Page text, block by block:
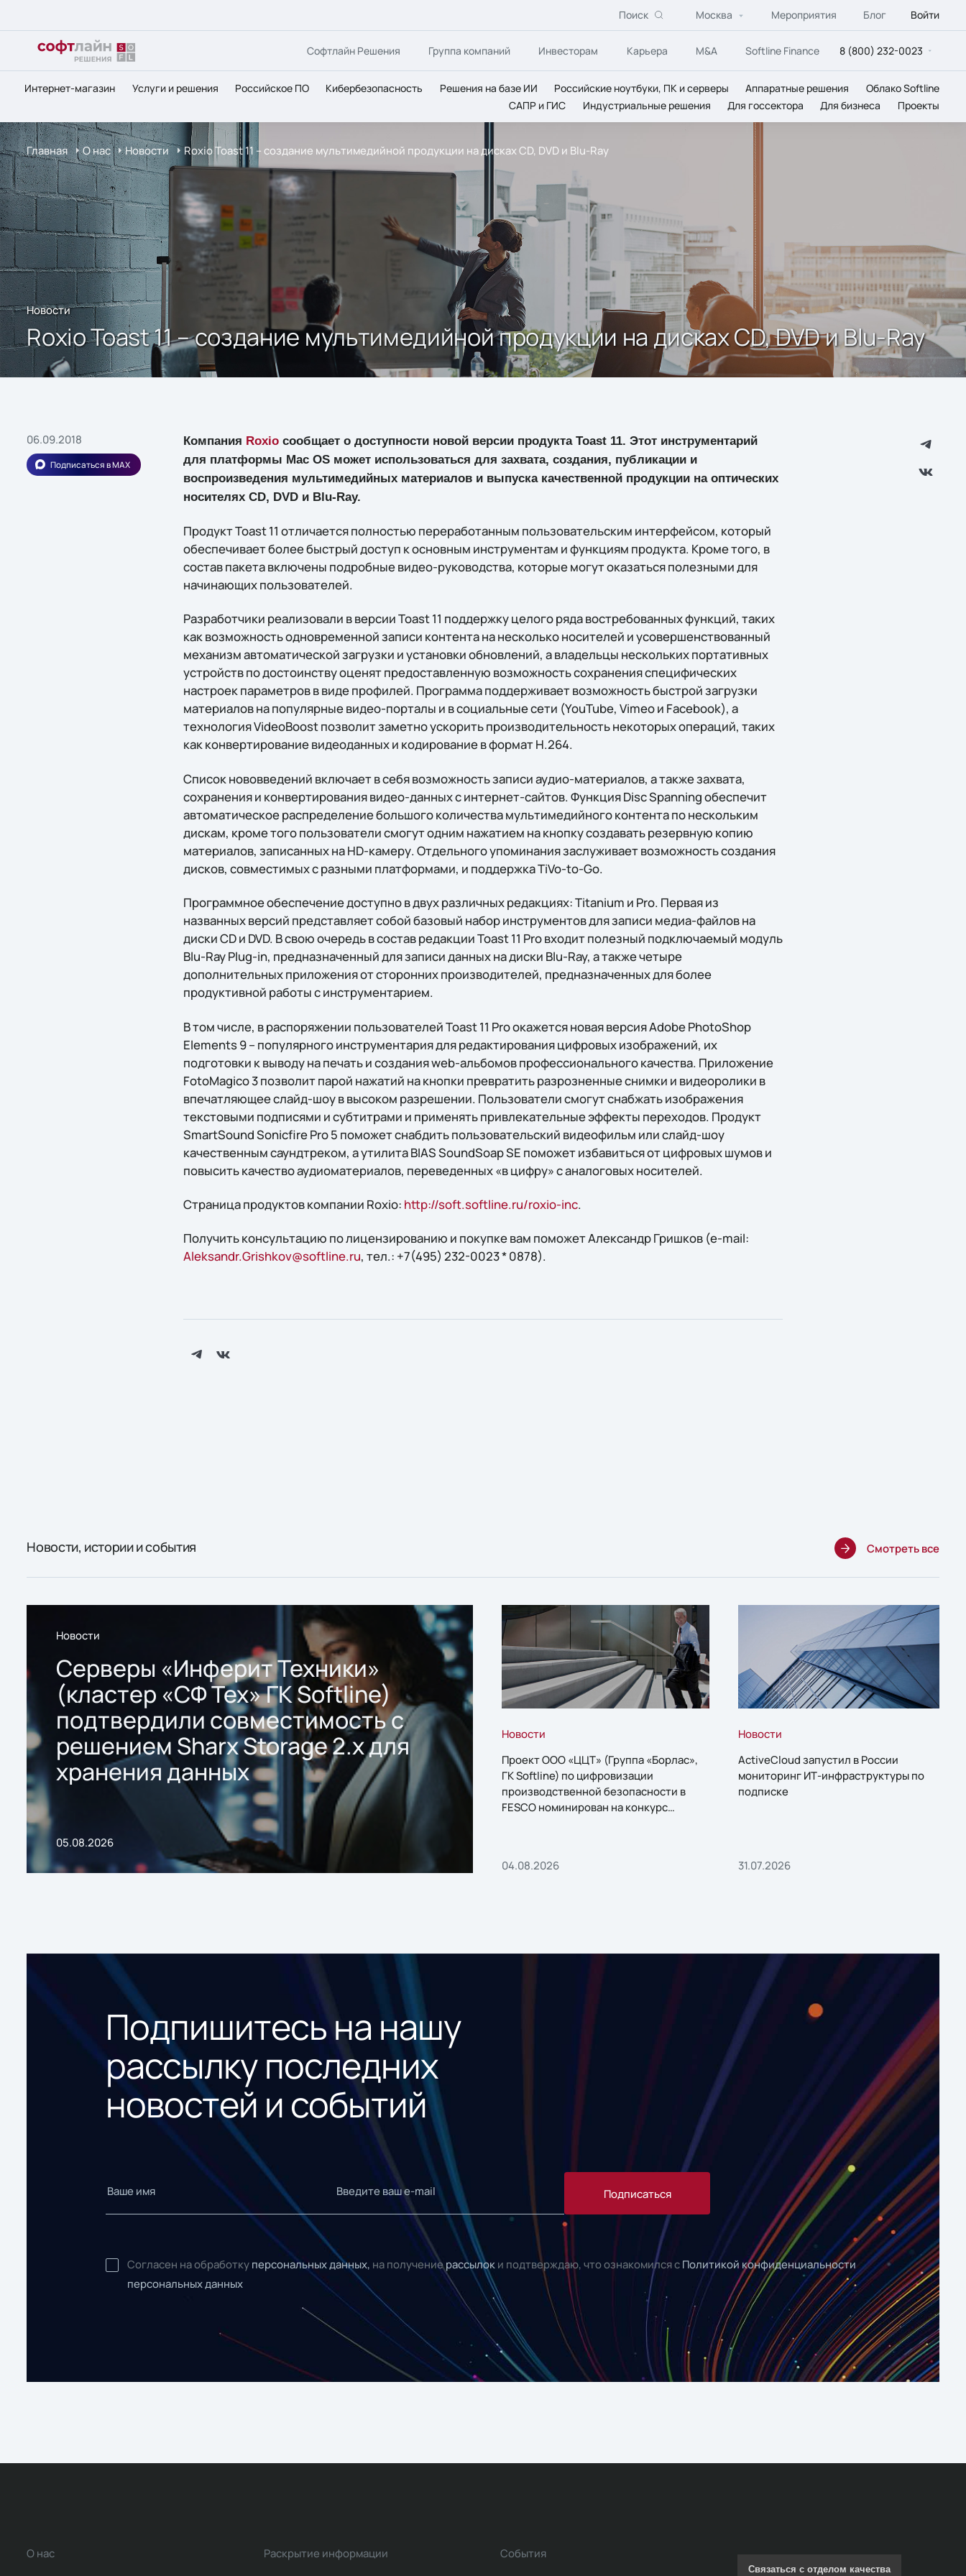
Поиск Москва Мероприятия Блог Войти
Софтлайн Решения Группа компаний Инвесторам Карьера M&A Softline Finance 8 (800) 232-0023
Интернет-магазин Услуги и решения Российское ПО Кибербезопасность Решения на базе ИИ Российские ноутбуки, ПК и серверы Аппаратные решения
Облако Softline
САПР и ГИС
Индустриальные решения Для госсектора Для бизнеса Проекты
Главная О нас Новости Roxio Toast 11 – создание мультимедийной продукции на дисках CD, DVD и Blu-Ray
Новости
Roxio Toast 11 – создание мультимедийной продукции на дисках CD, DVD и Blu-Ray
06.09.2018
Подписаться в MAX
Компания Roxioсообщает о доступности новой версии продукта Toast 11. Этот инструментарий
для платформы Mac OS может использоваться для захвата, создания, публикации и
воспроизведения мультимедийных материалов и выпуска качественной продукции на оптических
носителях CD, DVD и Blu-Ray.
Продукт Toast 11 отличается полностью переработанным пользовательским интерфейсом, который
обеспечивает более быстрый доступ к основным инструментам и функциям продукта. Кроме того, в
состав пакета включены подробные видео-руководства, которые могут оказаться полезными для
начинающих пользователей.
Разработчики реализовали в версии Toast 11 поддержку целого ряда востребованных функций, таких
как возможность одновременной записи контента на несколько носителей и усовершенствованный
механизм автоматической загрузки и установки обновлений, а владельцы нескольких портативных
устройств по достоинству оценят предоставленную возможность сохранения специфических
настроек параметров в виде профилей. Программа поддерживает возможность быстрой загрузки
материалов на популярные видео-порталы и в социальные сети (YouTube, Vimeo и Facebook), а
технология VideoBoost позволит заметно ускорить производительность некоторых операций, таких
как конвертирование видеоданных и кодирование в формат H.264.
Список нововведений включает в себя возможность записи аудио-материалов, а также захвата,
сохранения и конвертирования видео-данных с интернет-сайтов. Функция Disc Spanning обеспечит
автоматическое распределение большого количества мультимедийного контента по нескольким
дискам, кроме того пользователи смогут одним нажатием на кнопку создавать резервную копию
материалов, записанных на HD-камеру. Отдельного упоминания заслуживает возможность создания
дисков, совместимых с разными платформами, и поддержка TiVo-to-Go.
Программное обеспечение доступно в двух различных редакциях: Titanium и Pro. Первая из
названных версий представляет собой базовый набор инструментов для записи медиа-файлов на
диски CD и DVD. В свою очередь в состав редакции Toast 11 Pro входит полезный подключаемый модуль
Blu-Ray Plug-in, предназначенный для записи данных на диски Blu-Ray, а также четыре
дополнительных приложения от сторонних производителей, предназначенных для более
продуктивной работы с инструментарием.
В том числе, в распоряжении пользователей Toast 11 Pro окажется новая версия Adobe PhotoShop
Elements 9 – популярного инструментария для редактирования цифровых изображений, их
подготовки к выводу на печать и создания web-альбомов профессионального качества. Приложение
FotoMagico 3 позволит парой нажатий на кнопки превратить разрозненные снимки и видеоролики в
впечатляющее слайд-шоу в высоком разрешении. Пользователи смогут снабжать изображения
текстовыми подписями и субтитрами и применять привлекательные эффекты переходов. Продукт
SmartSound Sonicfire Pro 5 поможет снабдить пользовательский видеофильм или слайд-шоу
качественным саундтреком, а утилита BIAS SoundSoap SE поможет избавиться от цифровых шумов и
повысить качество аудиоматериалов, переведенных «в цифру» с аналоговых носителей.
Страница продуктов компании Roxio: http://soft.softline.ru/roxio-inc.
Получить конcультацию по лицензированию и покупке вам поможет Александр Гришков (e-mail:
Aleksandr.Grishkov@softline.ru, тел.: +7(495) 232-0023 * 0878).
Новости, истории и события Смотреть все
Новости
Серверы «Инферит Техники»
(кластер «СФ Тех» ГК Softline)
подтвердили совместимость с
решением Sharx Storage 2.x для
хранения данных
05.08.2026
Новости
Проект ООО «ЦЦТ» (Группа «Борлас»,
ГК Softline) по цифровизации
производственной безопасности в
FESCO номинирован на конкурс
04.08.2026
Новости
ActiveCloud запустил в России
мониторинг ИТ-инфраструктуры по
подписке
31.07.2026
Подпишитесь на нашу
рассылку последних
новостей и событий
Подписаться
Согласен на обработку персональных данных, на получениерассылок и подтверждаю, что ознакомился с Политикой конфиденциальности
персональных данных
О нас
Раскрытие информации
События
Связаться с отделом качества